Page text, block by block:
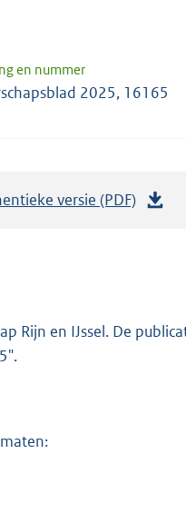
en nummer
2025, 16165
versie (PDF)
d
Rijn en IJssel. De